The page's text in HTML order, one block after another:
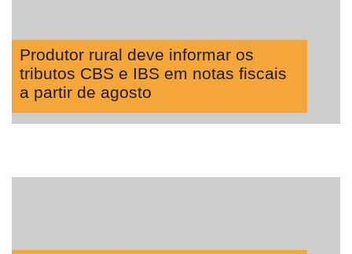
Produtor rural deve informar os
tributos CBS e IBS em notas fiscais
a partir de agosto